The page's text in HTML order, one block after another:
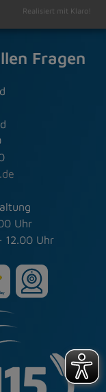
Fragen
Uhr
12.00 Uhr
Realisiert mit Klaro!